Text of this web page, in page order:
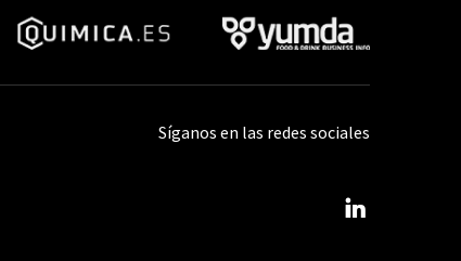
Síganos en las redes sociales